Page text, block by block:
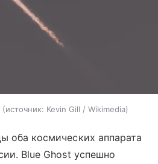
источник: Kevin Gill / Wikimedia
оба космических аппарата
Blue Ghost успешно